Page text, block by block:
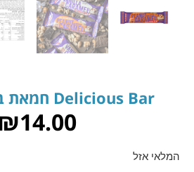
Delicious Bar חמאת בוטנים קרמל
14.00
המלאי אזל